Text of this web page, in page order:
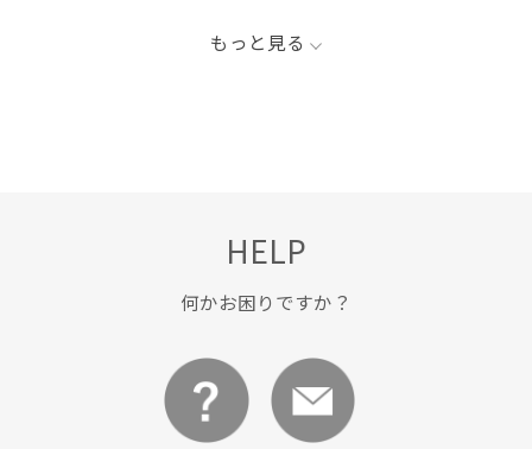
もっと見る
HELP
何かお困りですか？